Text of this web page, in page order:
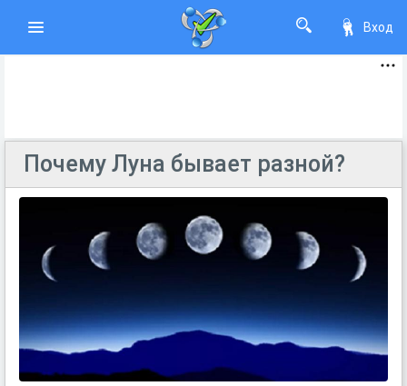
Вход
Почему Луна бывает разной?